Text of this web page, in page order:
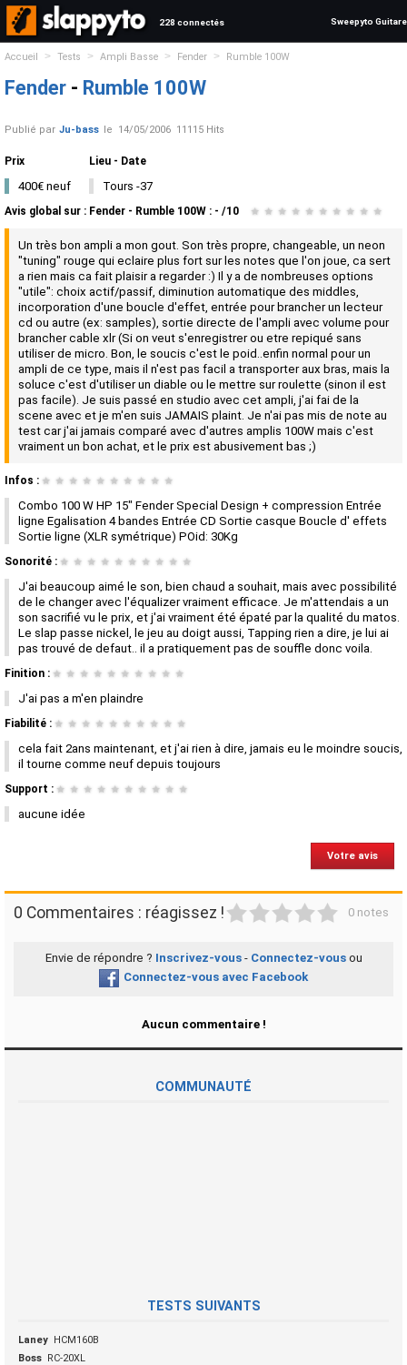
228 connectés Sweepyto Guitare
Accueil > Tests > Ampli Basse > Fender > Rumble 100W
Fender - Rumble 100W
Publié par Ju-bass le 14/05/2006 11115 Hits
Prix
400€ neuf
Lieu - Date
Tours -37
Avis global sur : Fender - Rumble 100W : - /10 ★ ★ ★ ★ ★ ★ ★ ★ ★ ★
Un très bon ampli a mon gout. Son très propre, changeable, un neon
"tuning" rouge qui eclaire plus fort sur les notes que l'on joue, ca sert
a rien mais ca fait plaisir a regarder :) Il y a de nombreuses options
"utile": choix actif/passif, diminution automatique des middles,
incorporation d'une boucle d'effet, entrée pour brancher un lecteur
cd ou autre (ex: samples), sortie directe de l'ampli avec volume pour
brancher cable xlr (Si on veut s'enregistrer ou etre repiqué sans
utiliser de micro. Bon, le soucis c'est le poid..enfin normal pour un
ampli de ce type, mais il n'est pas facil a transporter aux bras, mais la
soluce c'est d'utiliser un diable ou le mettre sur roulette (sinon il est
pas facile). Je suis passé en studio avec cet ampli, j'ai fai de la
scene avec et je m'en suis JAMAIS plaint. Je n'ai pas mis de note au
test car j'ai jamais comparé avec d'autres amplis 100W mais c'est
vraiment un bon achat, et le prix est abusivement bas ;)
Infos : ★ ★ ★ ★ ★ ★ ★ ★ ★ ★
Combo 100 W HP 15" Fender Special Design + compression Entrée
ligne Egalisation 4 bandes Entrée CD Sortie casque Boucle d' effets
Sortie ligne (XLR symétrique) POid: 30Kg
Sonorité : ★ ★ ★ ★ ★ ★ ★ ★ ★ ★
J'ai beaucoup aimé le son, bien chaud a souhait, mais avec possibilité
de le changer avec l'équalizer vraiment efficace. Je m'attendais a un
son sacrifié vu le prix, et j'ai vraiment été épaté par la qualité du matos.
Le slap passe nickel, le jeu au doigt aussi, Tapping rien a dire, je lui ai
pas trouvé de defaut.. il a pratiquement pas de souffle donc voila.
Finition : ★ ★ ★ ★ ★ ★ ★ ★ ★ ★
J'ai pas a m'en plaindre
Fiabilité : ★ ★ ★ ★ ★ ★ ★ ★ ★ ★
cela fait 2ans maintenant, et j'ai rien à dire, jamais eu le moindre soucis,
il tourne comme neuf depuis toujours
Support : ★ ★ ★ ★ ★ ★ ★ ★ ★ ★
aucune idée
Votre avis
0 Commentaires : réagissez ! 0 notes
Envie de répondre ? Inscrivez-vous- Connectez-vousou
Connectez-vous avec Facebook
Aucun commentaire !
COMMUNAUTÉ
TESTS SUIVANTS
Laney HCM160B
Boss RC-20XL